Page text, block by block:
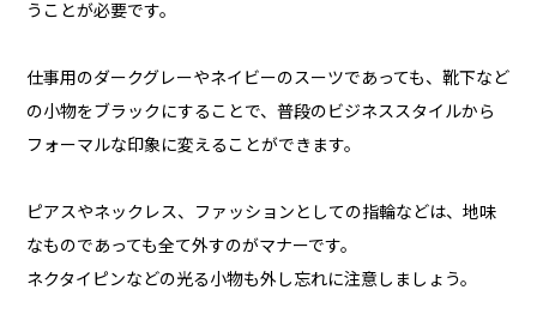
うことが必要です。
仕事用のダークグレーやネイビーのスーツであっても、靴下など
の小物をブラックにすることで、普段のビジネススタイルから
フォーマルな印象に変えることができます。
ピアスやネックレス、ファッションとしての指輪などは、地味
なものであっても全て外すのがマナーです。
ネクタイピンなどの光る小物も外し忘れに注意しましょう。